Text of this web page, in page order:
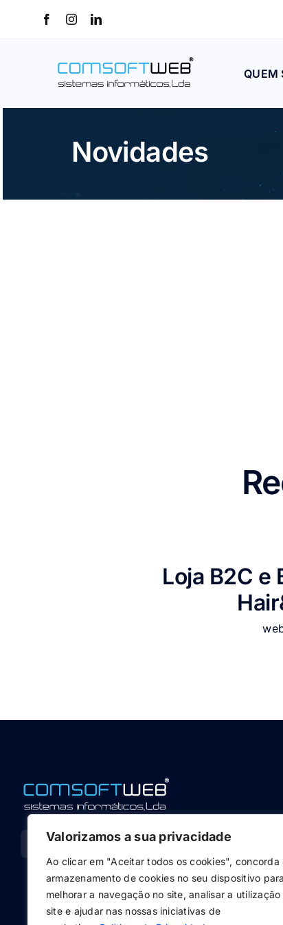
Valorizamos a sua privacidade
Ao clicar em "Aceitar todos os cookies", concorda
armazenamento de cookies no seu dispositivo para
melhorar a navegação no site, analisar a utilização
site e ajudar nas nossas iniciativas de
QUEM
Novidades
Loja B2C e